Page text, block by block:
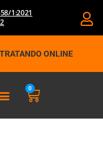
1:2021
ONLINE
0
Carrito